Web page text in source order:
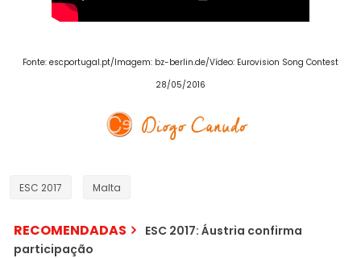
Fonte: escportugal.pt/Imagem: bz-berlin.de/Vídeo: Eurovision Song Contest
28/05/2016
ESC 2017 Malta
RECOMENDADAS
ESC 2017: Áustria confirma
participação